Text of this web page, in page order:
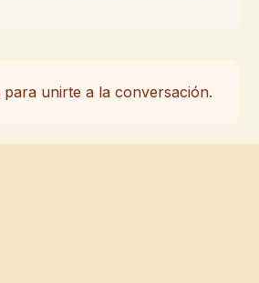
para unirte a la conversación.